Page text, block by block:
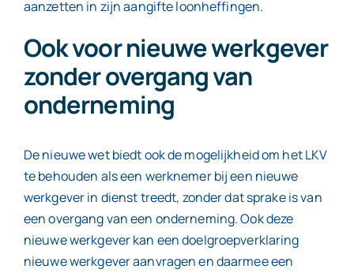
aanzetten in zijn aangifte loonheffingen.
Ook voor nieuwe werkgever
zonder overgang van
onderneming
De nieuwe wet biedt ook de mogelijkheid om het LKV
te behouden als een werknemer bij een nieuwe
werkgever in dienst treedt, zonder dat sprake is van
een overgang van een onderneming. Ook deze
nieuwe werkgever kan een doelgroepverklaring
nieuwe werkgever aanvragen en daarmee een